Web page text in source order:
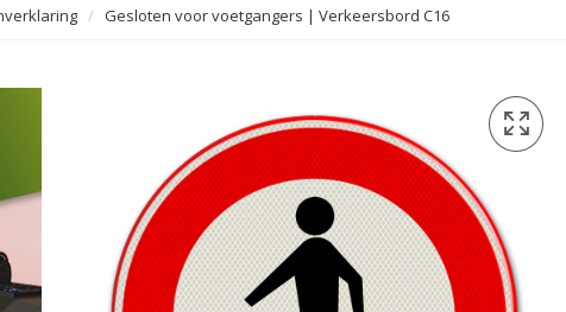
Gesloten voor voetgangers | Verkeersbord C16